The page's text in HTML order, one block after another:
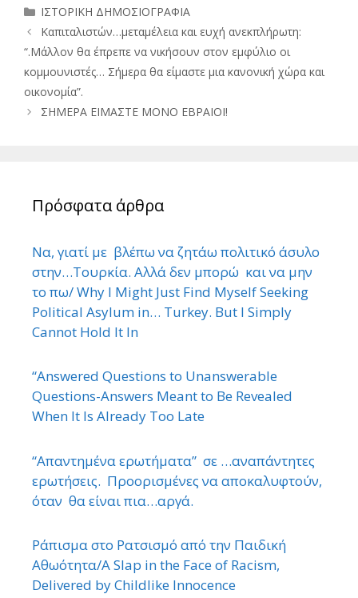
Κατηγορίες
ΙΣΤΟΡΙΚΗ ΔΗΜΟΣΙΟΓΡΑΦΙΑ
Καπιταλιστών…μεταμέλεια και ευχή ανεκπλήρωτη:
“.Μάλλον θα έπρεπε να νικήσουν στον εμφύλιο οι
κομμουνιστές… Σήμερα θα είμαστε μια κανονική χώρα και
οικονομία”.
ΣΗΜΕΡΑ ΕΙΜΑΣΤΕ ΜΟΝΟ ΕΒΡΑΙΟΙ!
Πρόσφατα άρθρα
Να, γιατί με βλέπω να ζητάω πολιτικό άσυλο
στην…Τουρκία. Αλλά δεν μπορώ και να μην
το πω/ Why I Might Just Find Myself Seeking
Political Asylum in… Turkey. But I Simply
Cannot Hold It In
“Answered Questions to Unanswerable
Questions-Answers Meant to Be Revealed
When It Is Already Too Late
“Απαντημένα ερωτήματα” σε …αναπάντητες
ερωτήσεις. Προορισμένες να αποκαλυφτούν,
όταν θα είναι πια…αργά.
Ράπισμα στο Ρατσισμό από την Παιδική
Αθωότητα/A Slap in the Face of Racism,
Delivered by Childlike Innocence